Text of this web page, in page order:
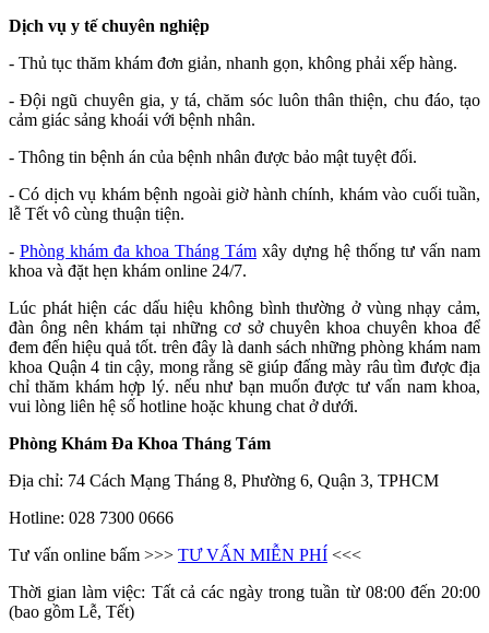
Dịch vụ y tế chuyên nghiệp
- Thủ tục thăm khám đơn giản, nhanh gọn, không phải xếp hàng.
- Đội ngũ chuyên gia, y tá, chăm sóc luôn thân thiện, chu đáo, tạo
cảm giác sảng khoái với bệnh nhân.
- Thông tin bệnh án của bệnh nhân được bảo mật tuyệt đối.
- Có dịch vụ khám bệnh ngoài giờ hành chính, khám vào cuối tuần,
lễ Tết vô cùng thuận tiện.
- Phòng khám đa khoa Tháng Tám xây dựng hệ thống tư vấn nam
khoa và đặt hẹn khám online 24/7.
Lúc phát hiện các dấu hiệu không bình thường ở vùng nhạy cảm,
đàn ông nên khám tại những cơ sở chuyên khoa chuyên khoa để
đem đến hiệu quả tốt. trên đây là danh sách những phòng khám nam
khoa Quận 4 tin cậy, mong rằng sẽ giúp đấng mày râu tìm được địa
chỉ thăm khám hợp lý. nếu như bạn muốn được tư vấn nam khoa,
vui lòng liên hệ số hotline hoặc khung chat ở dưới.
Phòng Khám Đa Khoa Tháng Tám
Địa chỉ: 74 Cách Mạng Tháng 8, Phường 6, Quận 3, TPHCM
Hotline: 028 7300 0666
Tư vấn online bấm >>> TƯ VẤN MIỄN PHÍ <<<
Thời gian làm việc: Tất cả các ngày trong tuần từ 08:00 đến 20:00
(bao gồm Lễ, Tết)